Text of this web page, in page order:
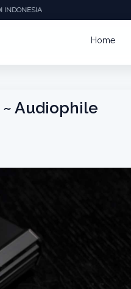
INDONESIA
Home
Audiophile